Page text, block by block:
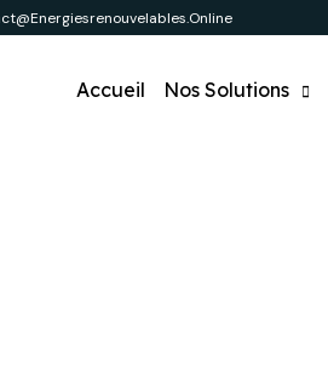
Accueil Nos Solutions